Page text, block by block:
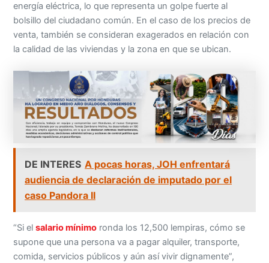
energía eléctrica, lo que representa un golpe fuerte al
bolsillo del ciudadano común. En el caso de los precios de
venta, también se consideran exagerados en relación con
la calidad de las viviendas y la zona en que se ubican.
DE INTERES A pocas horas, JOH enfrentará
audiencia de declaración de imputado por el
caso Pandora II
“Si elsalario mínimo ronda los 12,500 lempiras, cómo se
supone que una persona va a pagar alquiler, transporte,
comida, servicios públicos y aún así vivir dignamente”,